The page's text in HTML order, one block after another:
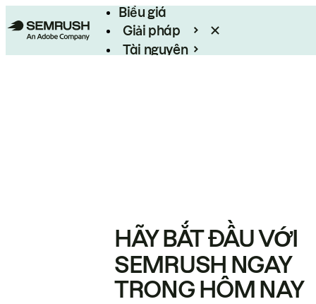
Biểu giá
Giải pháp
Tài nguyên
HÃY BẮT ĐẦU VỚI
SEMRUSH NGAY
TRONG HÔM NAY